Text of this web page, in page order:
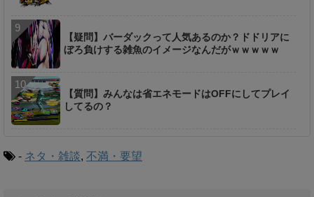
【疑問】バーダックって人気あるのか？ドドリアに
ぼろ負けする雑魚のイメージなんだがｗｗｗｗｗ
【質問】みんなは省エネモードはOFFにしてプレイ
してるの？
- ネタ・雑談, 不満・要望